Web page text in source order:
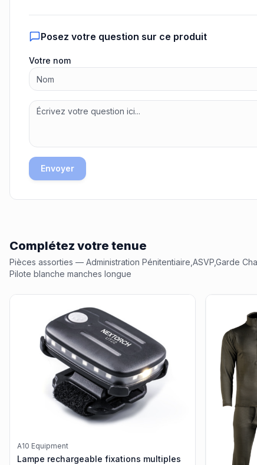
Posez votre question sur ce produit
Votre nom
Envoyer
Complétez votre tenue
Pièces assorties — Administration Pénitentiaire,ASVP,Garde
Pilote blanche manches longue
A10 Equipment
Lampe rechargeable fixations multiples